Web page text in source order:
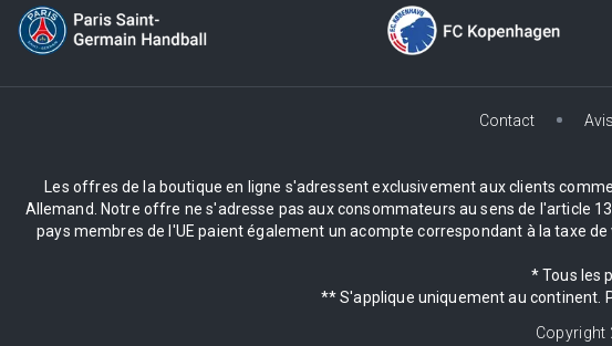
Contact
Les offres de la boutique en ligne s'adressent exclusivement aux clients
Allemand. Notre offre ne s'adresse pas aux consommateurs au sens de l'article
pays membres de l'UE paient également un acompte correspondant à la taxe
* Tous les
** S'applique uniquement au continent.
Copyright